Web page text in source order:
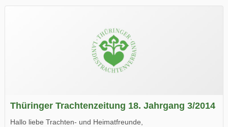
Thüringer Trachtenzeitung 18. Jahrgang 3/2014
Hallo liebe Trachten- und Heimatfreunde,